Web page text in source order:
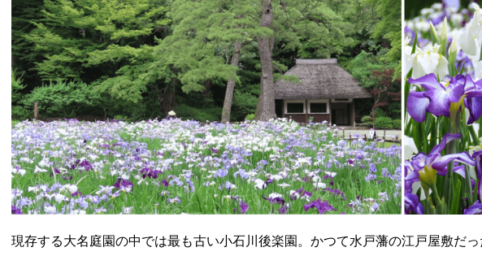
現存する大名庭園の中では最も古い小石川後楽園。かつて水戸藩の江戸屋敷だっ